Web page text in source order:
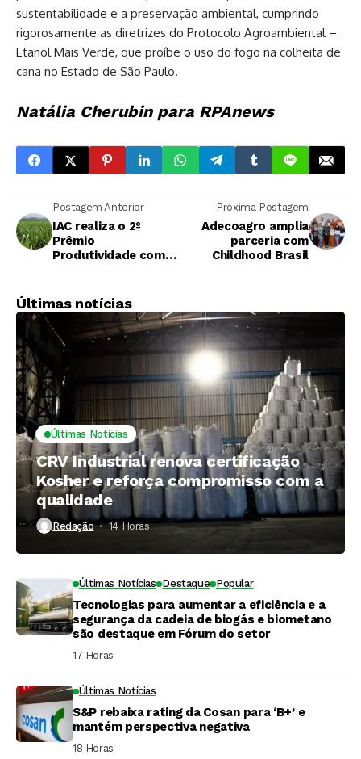
sustentabilidade e a preservação ambiental, cumprindo
rigorosamente as diretrizes do Protocolo Agroambiental –
Etanol Mais Verde, que proíbe o uso do fogo na colheita de
cana no Estado de São Paulo.
Natália Cherubin para RPAnews
Postagem Anterior
IAC realiza o 2º
Prêmio
Produtividade com
de cana-de-açúcar
Próxima Postagem
Adecoagro amplia
parceria com
Childhood Brasil
Últimas notícias
Últimas Notícias
CRV Industrial renova certificação
Kosher e reforça compromisso com a
qualidade
Redação 14 Horas ⁮
Últimas Notícias Destaque Popular
Tecnologias para aumentar a eficiência e a
segurança da cadeia de biogás e biometano
são destaque em Fórum do setor
17 Horas ⁮
Últimas Notícias
S&P rebaixa rating da Cosan para ‘B+’ e
mantém perspectiva negativa
18 Horas ⁮